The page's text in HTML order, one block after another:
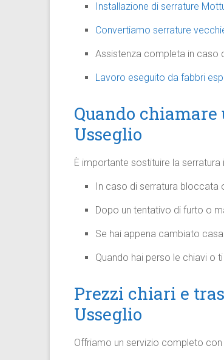
Installazione di serrature
Convertiamo serrature
Assistenza completa in caso
Lavoro eseguito da fabbri
Quando
Usseglio
È importante sostituire la
In caso di serratura bloccata
Dopo un tentativo di furto o
Se hai appena cambiato
Quando hai perso le chiavi o
Prezzi chiari e
Usseglio
Offriamo un servizio completo